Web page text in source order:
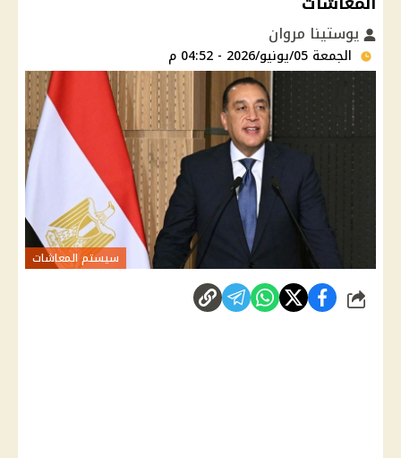
يوستينا مروان
الجمعة 05/يونيو/2026 - 04:52 م
سيستم المعاشات
شارك